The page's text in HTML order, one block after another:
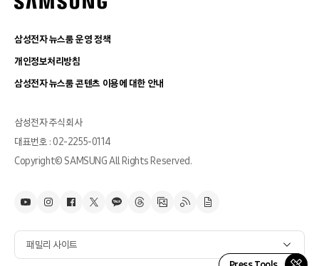
삼성전자 뉴스룸 운영 정책
개인정보처리방침
삼성전자 뉴스룸 콘텐츠 이용에 대한 안내
삼성전자 주식회사
대표번호 : 02-2255-0114
Copyright© SAMSUNG All Rights Reserved.
패밀리 사이트